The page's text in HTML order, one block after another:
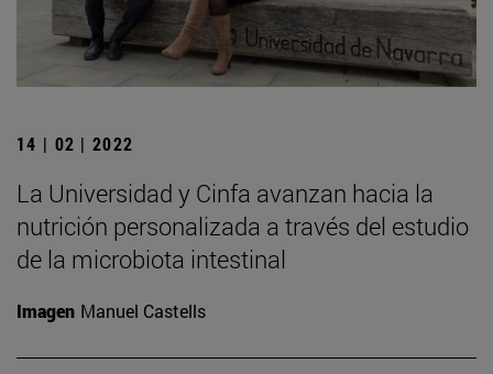
14 | 02 | 2022
La Universidad y Cinfa avanzan hacia la
nutrición personalizada a través del estudio
de la microbiota intestinal
Imagen Manuel Castells